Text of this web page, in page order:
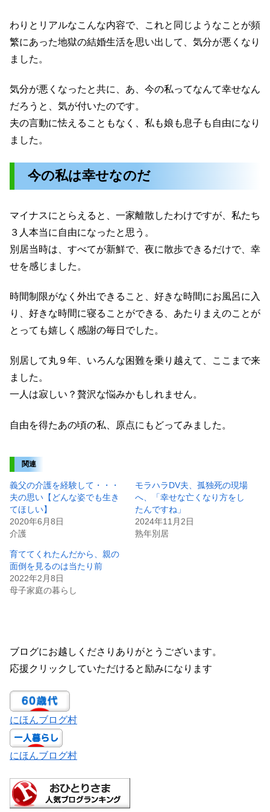
わりとリアルなこんな内容で、これと同じようなことが頻
繁にあった地獄の結婚生活を思い出して、気分が悪くなり
ました。
気分が悪くなったと共に、あ、今の私ってなんて幸せなん
だろうと、気が付いたのです。
夫の言動に怯えることもなく、私も娘も息子も自由になり
ました。
今の私は幸せなのだ
マイナスにとらえると、一家離散したわけですが、私たち
３人本当に自由になったと思う。
別居当時は、すべてが新鮮で、夜に散歩できるだけで、幸
せを感じました。
時間制限がなく外出できること、好きな時間にお風呂に入
り、好きな時間に寝ることができる、あたりまえのことが
とっても嬉しく感謝の毎日でした。
別居して丸９年、いろんな困難を乗り越えて、ここまで来
ました。
一人は寂しい？贅沢な悩みかもしれません。
自由を得たあの頃の私、原点にもどってみました。
関連
義父の介護を経験して・・・
夫の思い【どんな姿でも生き
てほしい】
2020年6月8日
介護
モラハラDV夫、孤独死の現場
へ、「幸せな亡くなり方をし
たんですね」
2024年11月2日
熟年別居
育ててくれたんだから、親の
面倒を見るのは当たり前
2022年2月8日
母子家庭の暮らし
ブログにお越しくださりありがとうございます。
応援クリックしていただけると励みになります
にほんブログ村
にほんブログ村